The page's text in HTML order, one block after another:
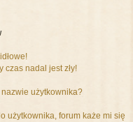
czas nadal jest zły!
użytkownika?
użytkownika, forum każe mi się